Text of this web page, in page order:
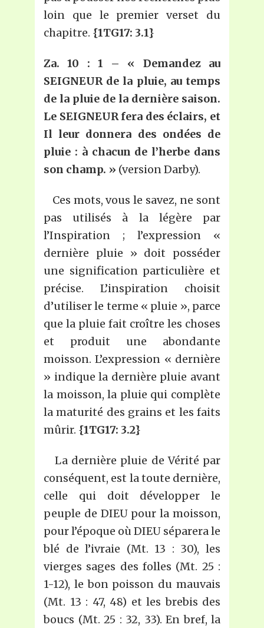
loin que le premier verset du
chapitre. {1TG17: 3.1}
Za. 10 : 1 – « Demandez au
SEIGNEUR de la pluie, au temps
de la pluie de la dernière saison.
Le SEIGNEUR fera des éclairs, et
Il leur donnera des ondées de
pluie : à chacun de l’herbe dans
son champ. » (version Darby).
Ces mots, vous le savez, ne sont
pas utilisés à la légère par
l’Inspiration ; l’expression «
dernière pluie » doit posséder
une signification particulière et
précise. L’inspiration choisit
d’utiliser le terme « pluie », parce
que la pluie fait croître les choses
et produit une abondante
moisson. L’expression « dernière
» indique la dernière pluie avant
la moisson, la pluie qui complète
la maturité des grains et les faits
mûrir. {1TG17: 3.2}
La dernière pluie de Vérité par
conséquent, est la toute dernière,
celle qui doit développer le
peuple de DIEU pour la moisson,
pour l’époque où DIEU séparera le
blé de l’ivraie (Mt. 13 : 30), les
vierges sages des folles (Mt. 25 :
1-12), le bon poisson du mauvais
(Mt. 13 : 47, 48) et les brebis des
boucs (Mt. 25 : 32, 33). En bref, la